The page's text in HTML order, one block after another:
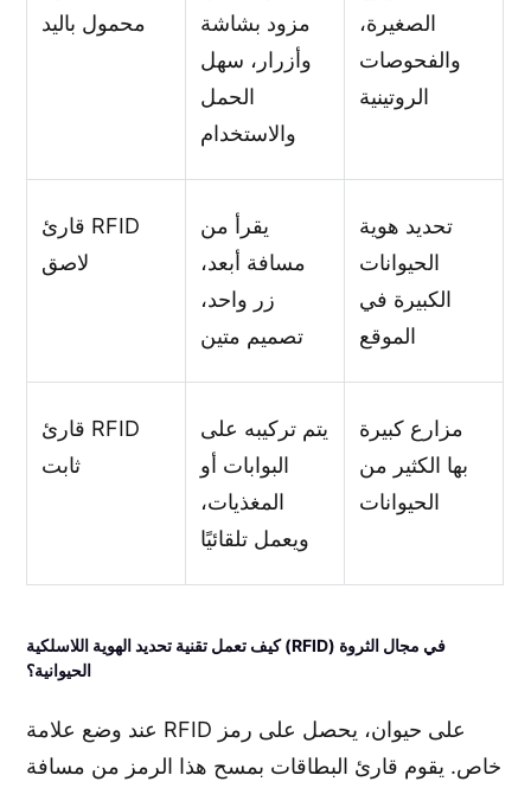
محمول باليد
مزود بشاشة
وأزرار، سهل
الحمل
والاستخدام
الصغيرة،
والفحوصات
الروتينية
قارئ RFID
لاصق
يقرأ من
مسافة أبعد،
زر واحد،
تصميم متين
تحديد هوية
الحيوانات
الكبيرة في
الموقع
قارئ RFID
ثابت
يتم تركيبه على
البوابات أو
المغذيات،
ويعمل تلقائيًا
مزارع كبيرة
بها الكثير من
الحيوانات
كيف تعمل تقنية تحديد الهوية اللاسلكية (RFID) في مجال الثروة
الحيوانية؟
عند وضع علامة RFID على حيوان، يحصل على رمز
خاص. يقوم قارئ البطاقات بمسح هذا الرمز من مسافة